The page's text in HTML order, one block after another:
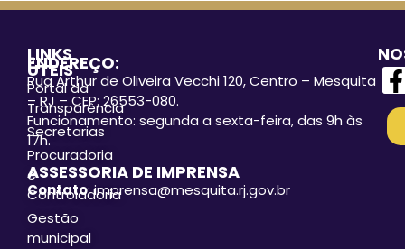
LINKS
ÚTEIS
Portal da
Transparência
Secretarias
Procuradoria
e
Controladoria
Gestão
municipal
ENDEREÇO:
Rua Arthur de Oliveira Vecchi 120, Centro – Mesquita
– RJ – CEP: 26553-080.
Funcionamento: segunda a sexta-feira, das 9h às
17h.
ASSESSORIA DE IMPRENSA
Contato: imprensa@mesquita.rj.gov.br